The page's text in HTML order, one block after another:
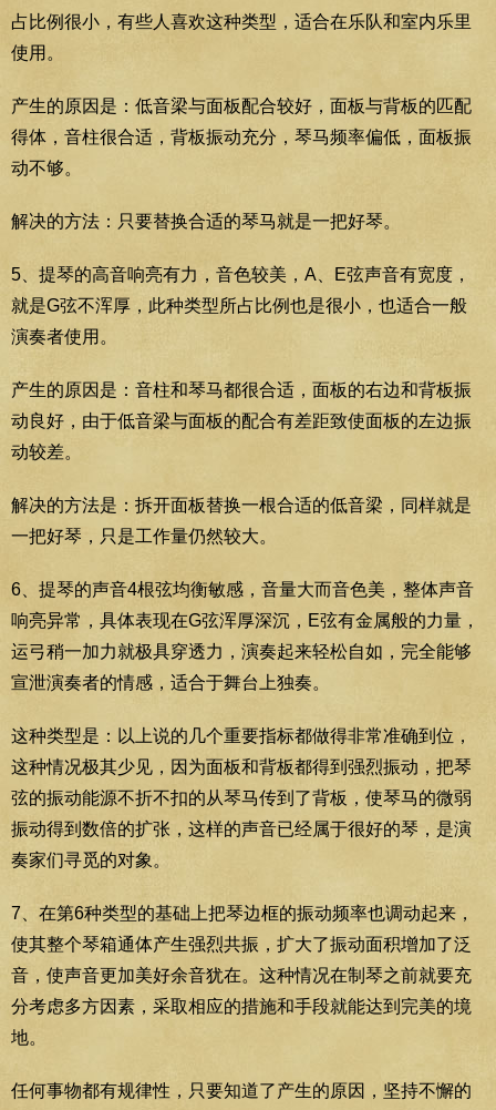
占比例很小，有些人喜欢这种类型，适合在乐队和室内乐里
使用。
产生的原因是：低音梁与面板配合较好，面板与背板的匹配
得体，音柱很合适，背板振动充分，琴马频率偏低，面板振
动不够。
解决的方法：只要替换合适的琴马就是一把好琴。
5、提琴的高音响亮有力，音色较美，A、E弦声音有宽度，
就是G弦不浑厚，此种类型所占比例也是很小，也适合一般
演奏者使用。
产生的原因是：音柱和琴马都很合适，面板的右边和背板振
动良好，由于低音梁与面板的配合有差距致使面板的左边振
动较差。
解决的方法是：拆开面板替换一根合适的低音梁，同样就是
一把好琴，只是工作量仍然较大。
6、提琴的声音4根弦均衡敏感，音量大而音色美，整体声音
响亮异常，具体表现在G弦浑厚深沉，E弦有金属般的力量，
运弓稍一加力就极具穿透力，演奏起来轻松自如，完全能够
宣泄演奏者的情感，适合于舞台上独奏。
这种类型是：以上说的几个重要指标都做得非常准确到位，
这种情况极其少见，因为面板和背板都得到强烈振动，把琴
弦的振动能源不折不扣的从琴马传到了背板，使琴马的微弱
振动得到数倍的扩张，这样的声音已经属于很好的琴，是演
奏家们寻觅的对象。
7、在第6种类型的基础上把琴边框的振动频率也调动起来，
使其整个琴箱通体产生强烈共振，扩大了振动面积增加了泛
音，使声音更加美好余音犹在。这种情况在制琴之前就要充
分考虑多方因素，采取相应的措施和手段就能达到完美的境
地。
任何事物都有规律性，只要知道了产生的原因，坚持不懈的